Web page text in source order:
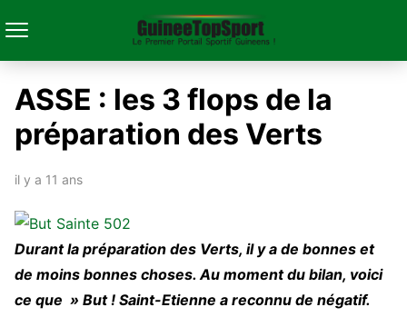
ASSE : les 3 flops de la
préparation des Verts
il y a 11 ans
Durant la préparation des Verts, il y a de bonnes et
de moins bonnes choses. Au moment du bilan, voici
ce que » But ! Saint-Etienne a reconnu de négatif.